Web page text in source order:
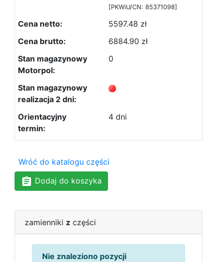
[PKWiU/CN: 85371098]
5597.48 zł
6884.90 zł
0
4 dni
Wróć do katalogu części
Dodaj do koszyka
zamienniki z części
Nie znaleziono pozycji